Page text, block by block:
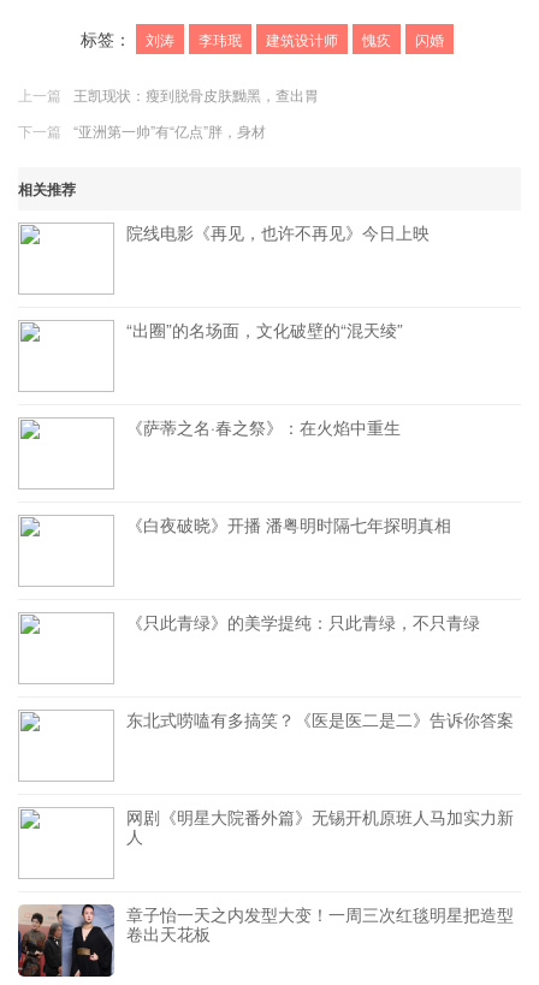
标签： 刘涛 李玮珉 建筑设计师 愧疚 闪婚
上一篇
王凯现状：瘦到脱骨皮肤黝黑，查出胃
下一篇
“亚洲第一帅”有“亿点”胖，身材
相关推荐
院线电影《再见，也许不再见》今日上映
“出圈”的名场面，文化破壁的“混天绫”
《萨蒂之名·春之祭》：在火焰中重生
《白夜破晓》开播 潘粤明时隔七年探明真相
《只此青绿》的美学提纯：只此青绿，不只青绿
东北式唠嗑有多搞笑？《医是医二是二》告诉你答案
网剧《明星大院番外篇》无锡开机原班人马加实力新
人
章子怡一天之内发型大变！一周三次红毯明星把造型
卷出天花板